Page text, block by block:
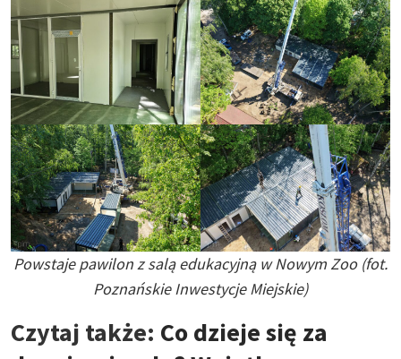
Powstaje pawilon z salą edukacyjną w Nowym Zoo (fot.
Poznańskie Inwestycje Miejskie)
Czytaj także: Co dzieje się za